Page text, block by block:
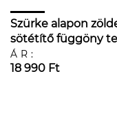
Szürke alapon
sötétítő függöny
ÁR:
18 990 Ft